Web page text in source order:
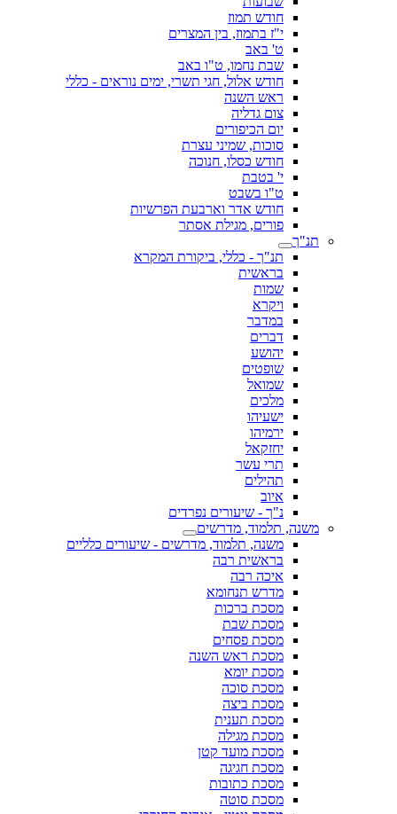
חודש תמוז
י"ז בתמוז, בין המצרים
ט' באב
שבת נחמו, ט"ו באב
חודש אלול, חגי תשרי, ימים נוראים - כללי
ראש השנה
צום גדליה
יום הכיפורים
סוכות, שמיני עצרת
חודש כסלו, חנוכה
י' בטבת
ט"ו בשבט
חודש אדר וארבעת הפרשיות
פורים, מגילת אסתר
תנ"ך
תנ"ך - כללי, ביקורת המקרא
בראשית
שמות
ויקרא
במדבר
דברים
יהושע
שופטים
שמואל
מלכים
ישעיהו
ירמיהו
יחזקאל
תרי עשר
תהילים
איוב
נ"ך - שיעורים נפרדים
משנה, תלמוד, מדרשים
משנה, תלמוד, מדרשים - שיעורים כלליים
בראשית רבה
איכה רבה
מדרש תנחומא
מסכת ברכות
מסכת שבת
מסכת פסחים
מסכת ראש השנה
מסכת יומא
מסכת סוכה
מסכת ביצה
מסכת תענית
מסכת מגילה
מסכת מועד קטן
מסכת חגיגה
מסכת כתובות
מסכת סוטה